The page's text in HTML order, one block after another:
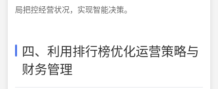
局把控经营状况，实现智能决策。
四、利用排行榜优化运营策略与
财务管理